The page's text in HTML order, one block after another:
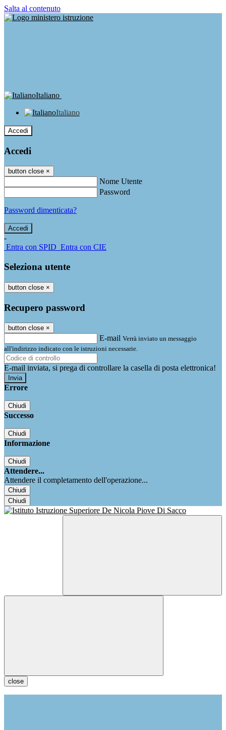
Salta al contenuto
Italiano
Italiano
Accedi
Accedi
button close ×
Nome Utente
Password
Password dimenticata?
-
Entra con SPID Entra con CIE
Seleziona utente
button close ×
Recupero password
button close ×
E-mail Verrà inviato un messaggio
all'indirizzo indicato con le istruzioni necessarie.
E-mail inviata, si prega di controllare la casella di posta elettronica!
Errore
Chiudi
Successo
Chiudi
Informazione
Chiudi
Attendere...
Attendere il completamento dell'operazione...
Chiudi
Chiudi
close